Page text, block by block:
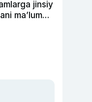
jinsiy
ma’lum